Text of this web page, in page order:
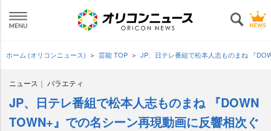
ホーム (オリコンニュース) 芸能 TOP JP、日テレ番組で松本人志ものまね 『
ニュース バラエティ
JP、日テレ番組で松本人志ものまね 『DOWN
TOWN+』での名シーン再現動画に反響相次ぐ